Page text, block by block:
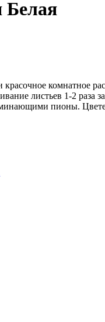
Белая
комнатное
листьев 1-2 раза
пионы.